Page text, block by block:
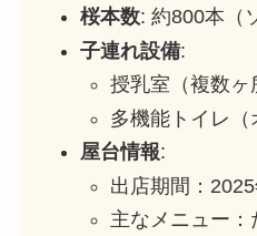
桜本数: 約800本（
子連れ設備:
授乳室（複数ヶ
多機能トイレ（
屋台情報:
出店期間：
主なメニュー